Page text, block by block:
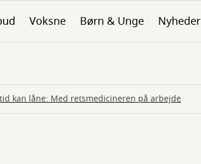
Voksne Børn & Unge Nyheder
kan låne: Med retsmedicineren på arbejde